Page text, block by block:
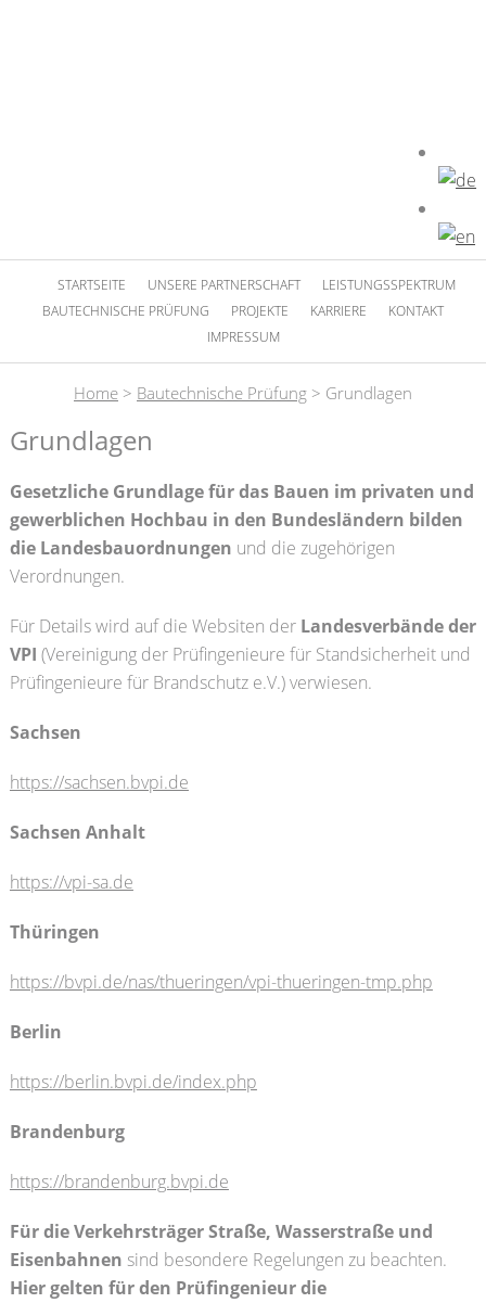
STARTSEITE UNSERE PARTNERSCHAFT
LEISTUNGSSPEKTRUM
BAUTECHNISCHE PRÜFUNG
PROJEKTE KARRIERE
KONTAKT
IMPRESSUM
Home > Bautechnische Prüfung > Grundlagen
Grundlagen
Gesetzliche Grundlage für das Bauen im privaten und
gewerblichen Hochbau in den Bundesländern bilden
die Landesbauordnungen und die zugehörigen
Verordnungen.
Für Details wird auf die Websiten der Landesverbände der
VPI (Vereinigung der Prüfingenieure für Standsicherheit und
Prüfingenieure für Brandschutz e.V.) verwiesen.
Sachsen
https://sachsen.bvpi.de
Sachsen Anhalt
https://vpi-sa.de
Thüringen
https://bvpi.de/nas/thueringen/vpi-thueringen-tmp.php
Berlin
https://berlin.bvpi.de/index.php
Brandenburg
https://brandenburg.bvpi.de
Für die Verkehrsträger Straße, Wasserstraße und
Eisenbahnen sind besondere Regelungen zu beachten.
Hier gelten für den Prüfingenieur die